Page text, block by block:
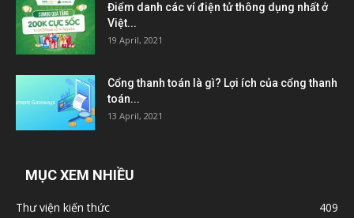
Điểm danh các ví điện tử thông dụng nhất ở
Việt...
19 April, 2021
Cổng thanh toán là gì? Lợi ích của cổng thanh
toán...
13 April, 2021
MỤC XEM NHIỀU
Thư viện kiến thức
409